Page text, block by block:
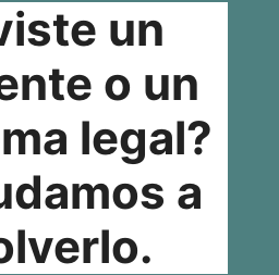
un
o un
legal?
a